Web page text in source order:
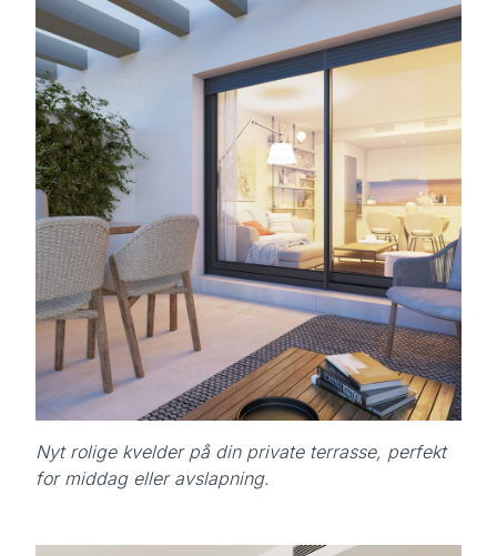
Nyt rolige kvelder på din private terrasse, perfekt
for middag eller avslapning.